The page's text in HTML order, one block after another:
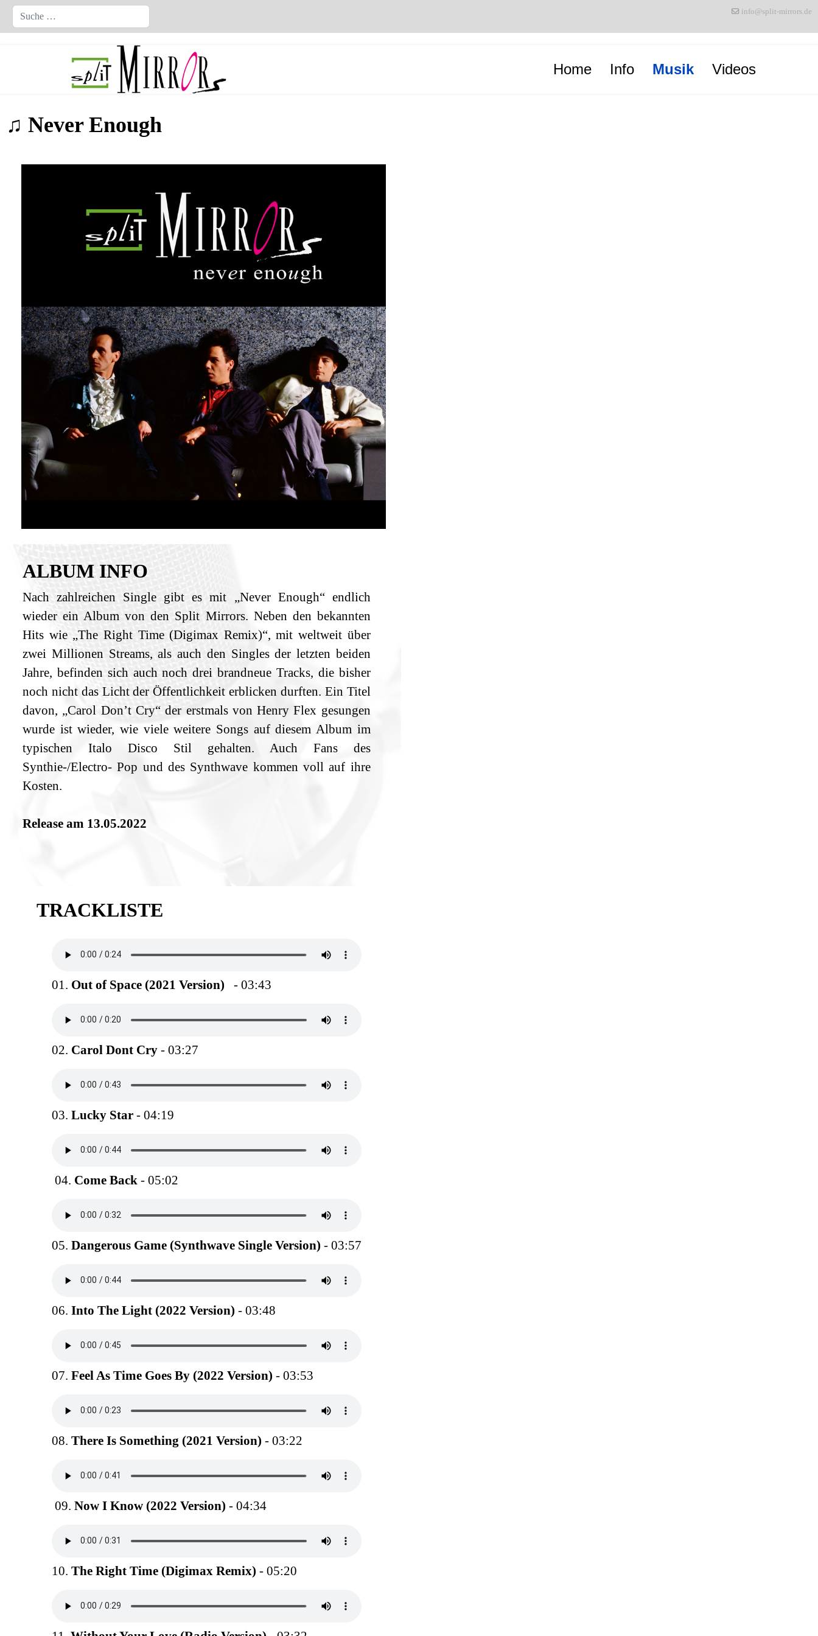
Suchen info@split-mirrors.de
Home Info Musik Videos
♫ Never Enough
ALBUM INFO
Nach zahlreichen Single gibt es mit „Never Enough“ endlich
wieder ein Album von den Split Mirrors. Neben den bekannten
Hits wie „The Right Time (Digimax Remix)“, mit weltweit über
zwei Millionen Streams, als auch den Singles der letzten beiden
Jahre, befinden sich auch noch drei brandneue Tracks, die bisher
noch nicht das Licht der Öffentlichkeit erblicken durften. Ein Titel
davon, „Carol Don’t Cry“ der erstmals von Henry Flex gesungen
wurde ist wieder, wie viele weitere Songs auf diesem Album im
typischen Italo Disco Stil gehalten. Auch Fans des
Synthie-/Electro- Pop und des Synthwave kommen voll auf ihre
Kosten.
Release am 13.05.2022
TRACKLISTE
01. Out of Space (2021 Version) - 03:43
02. Carol Dont Cry - 03:27
03. Lucky Star - 04:19
04. Come Back - 05:02
05. Dangerous Game (Synthwave Single Version) - 03:57
06. Into The Light (2022 Version) - 03:48
07. Feel As Time Goes By (2022 Version) - 03:53
08. There Is Something (2021 Version) - 03:22
09. Now I Know (2022 Version) - 04:34
10. The Right Time (Digimax Remix) - 05:20